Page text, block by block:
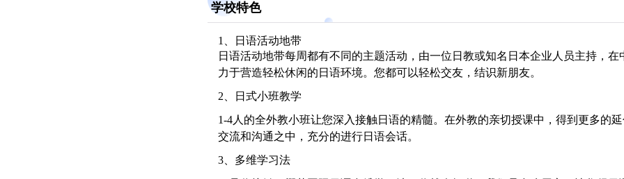
学校特色
1、日语活动地带
日语活动地带每周都有不同的主题活动，由一位日教或知名日本企业人员主持，在
力于营造轻松休闲的日语环境。您都可以轻松交友，结识新朋友。
2、日式小班教学
1-4人的全外教小班让您深入接触日语的精髓。在外教的亲切授课中，得到更多的
交流和沟通之中，充分的进行日语会话。
3、多维学习法